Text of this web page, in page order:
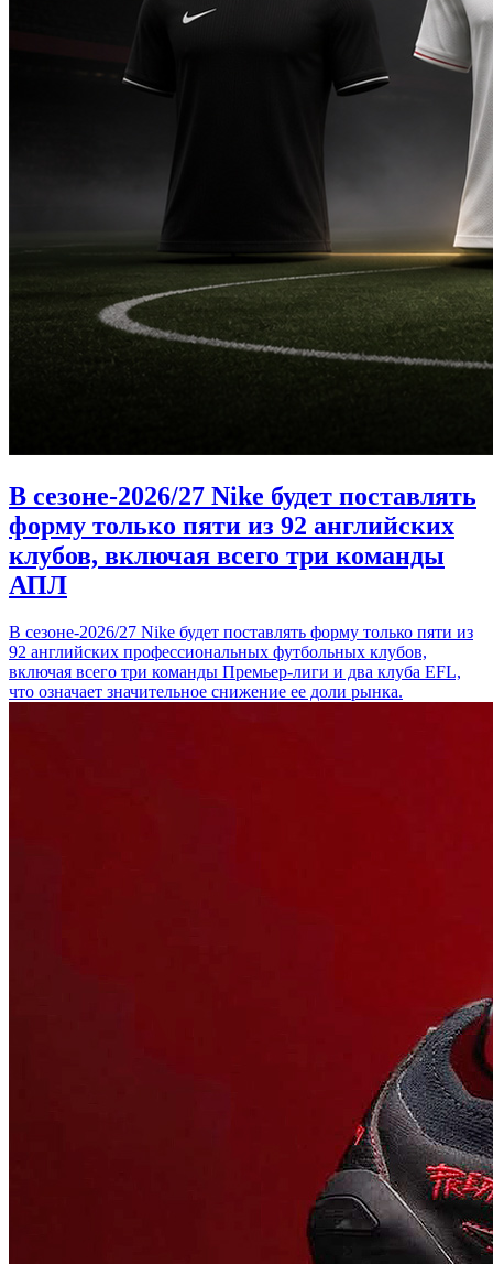
В сезоне-2026/27 Nike будет поставлять
форму только пяти из 92 английских
клубов, включая всего три команды
АПЛ
В сезоне-2026/27 Nike будет поставлять форму только пяти из
92 английских профессиональных футбольных клубов,
включая всего три команды Премьер-лиги и два клуба EFL,
что означает значительное снижение ее доли рынка.